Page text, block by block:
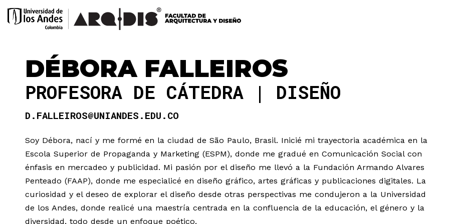
DÉBORA FALLEIROS
PROFESORA DE CÁTEDRA DISEÑO
D.FALLEIROS@UNIANDES.EDU.CO
Soy Débora, nací y me formé en la ciudad de São Paulo, Brasil. Inicié mi trayectoria académica en la
Escola Superior de Propaganda y Marketing (ESPM), donde me gradué en Comunicación Social con
énfasis en mercadeo y publicidad. Mi pasión por el diseño me llevó a la Fundación Armando Alvares
Penteado (FAAP), donde me especialicé en diseño gráfico, artes gráficas y publicaciones digitales. La
curiosidad y el deseo de explorar el diseño desde otras perspectivas me condujeron a la Universidad
de los Andes, donde realicé una maestría centrada en la confluencia de la educación, el género y la
diversidad, todo desde un enfoque poético.